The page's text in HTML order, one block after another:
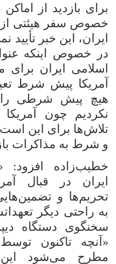
برای بازدید از
خصوص سفر هیئتی
ایران، این خبر تأیید
در خصوص اینکه
اسلامی ایران برای
آمریکا پیش شرط
هیچ پیش شرطی را
نکردیم چون
تلاش‌ها برای این
و شرط به مذاکرات
خطیب‌زاده افزود:
ایران در قبال
تحریم‌ها و
به راحتی دیگر
سخنگوی دستگاه
«آنچه تاکنون
مطرح می‌شود